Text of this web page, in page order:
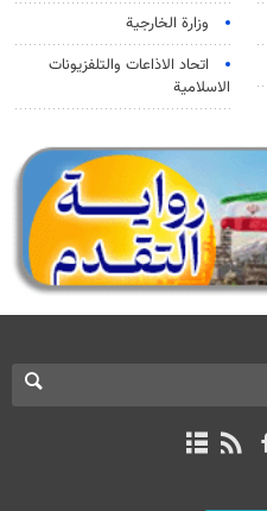
وزارة الخارجية
اتحاد الاذاعات والتلفزيونات
الاسلامية